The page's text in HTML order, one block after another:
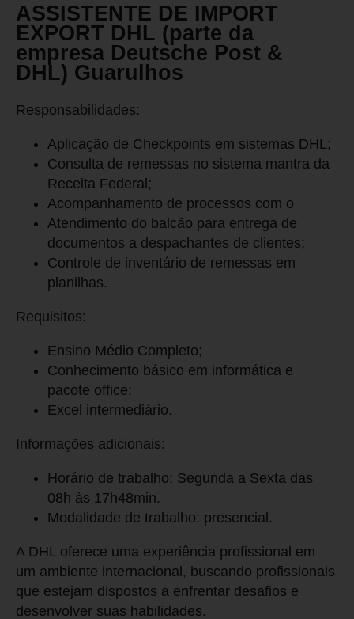
ASSISTENTE DE IMPORT
EXPORT DHL (parte da
empresa Deutsche Post &
DHL) Guarulhos
Responsabilidades:
Aplicação de Checkpoints em sistemas DHL;
Consulta de remessas no sistema mantra da
Receita Federal;
Acompanhamento de processos com o
Atendimento do balcão para entrega de
documentos a despachantes de clientes;
Controle de inventário de remessas em
planilhas.
Requisitos:
Ensino Médio Completo;
Conhecimento básico em informática e
pacote office;
Excel intermediário.
Informações adicionais:
Horário de trabalho: Segunda a Sexta das
08h às 17h48min.
Modalidade de trabalho: presencial.
A DHL oferece uma experiência profissional em
um ambiente internacional, buscando profissionais
que estejam dispostos a enfrentar desafios e
desenvolver suas habilidades.